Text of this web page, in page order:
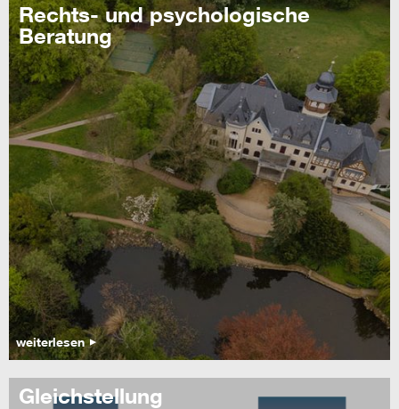
Rechts- und psychologische
Beratung
weiterlesen
Gleichstellung